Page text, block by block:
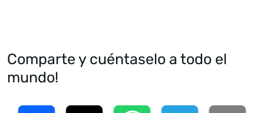
Comparte y cuéntaselo a todo el
mundo!